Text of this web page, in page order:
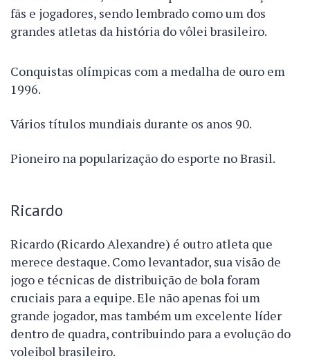
fãs e jogadores, sendo lembrado como um dos
grandes atletas da história do vôlei brasileiro.
Conquistas olímpicas com a medalha de ouro em
1996.
Vários títulos mundiais durante os anos 90.
Pioneiro na popularização do esporte no Brasil.
Ricardo
Ricardo (Ricardo Alexandre) é outro atleta que
merece destaque. Como levantador, sua visão de
jogo e técnicas de distribuição de bola foram
cruciais para a equipe. Ele não apenas foi um
grande jogador, mas também um excelente líder
dentro de quadra, contribuindo para a evolução do
voleibol brasileiro.